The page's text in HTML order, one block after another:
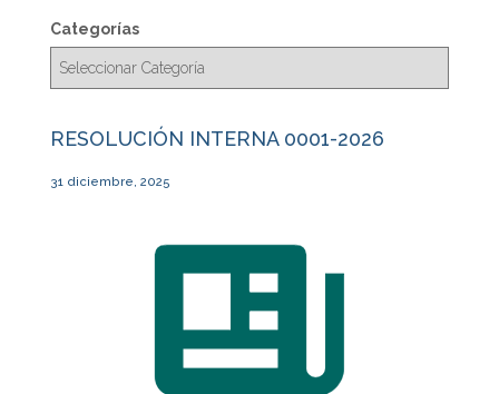
c
a
Categorías
RESOLUCIÓN INTERNA 0001-2026
31 diciembre, 2025